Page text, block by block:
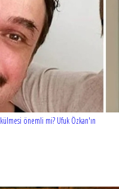
önemli mi? Ufuk Özkan'ın